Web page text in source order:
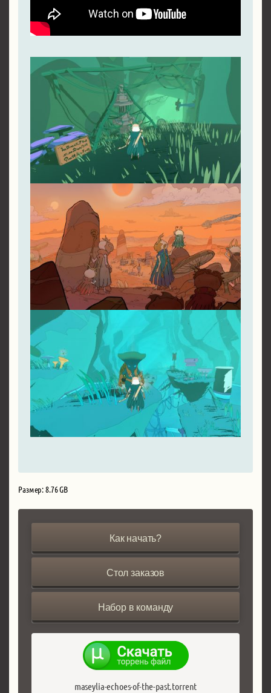
Размер: 8.76 GB
Как начать?
Стол заказов
Набор в команду
maseylia-echoes-of-the-past.torrent